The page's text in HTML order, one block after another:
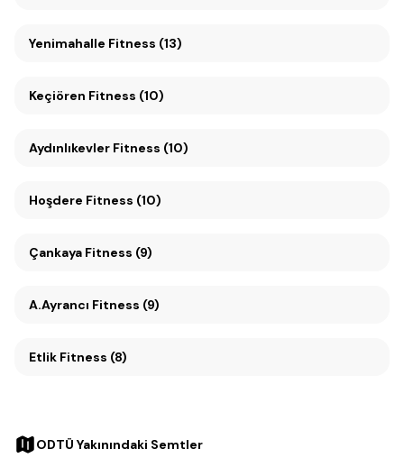
Yenimahalle Fitness (13)
Keçiören Fitness (10)
Aydınlıkevler Fitness (10)
Hoşdere Fitness (10)
Çankaya Fitness (9)
A.Ayrancı Fitness (9)
Etlik Fitness (8)
ODTÜ Yakınındaki Semtler